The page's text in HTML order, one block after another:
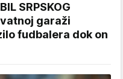
SRPSKOG
garaži
fudbalera dok on